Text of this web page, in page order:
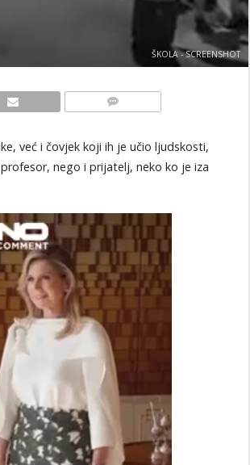
ŠKOLA - SCREENSHOT
već i čovjek koji ih je učio ljudskosti,
nego i prijatelj, neko ko je iza